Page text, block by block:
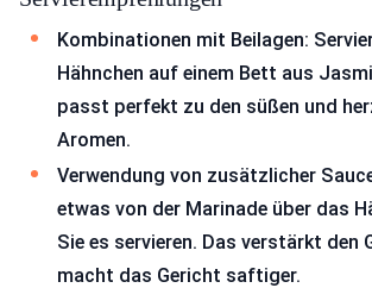
Kombinationen mit Beilagen:
Hähnchen auf einem Bett aus
passt perfekt zu den süßen und
Aromen.
Verwendung von zusätzlicher
etwas von der Marinade über das
Sie es servieren. Das verstärkt den
macht das Gericht saftiger.